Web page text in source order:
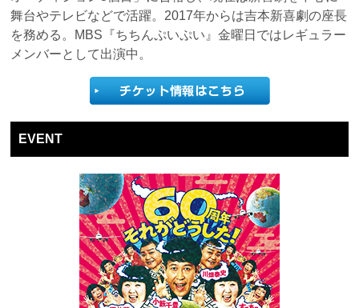
舞台やテレビなどで活躍。2017年からは吉本新喜劇の座長
を務める。MBS『ちちんぷいぷい』金曜日ではレギュラー
メンバーとして出演中。
EVENT